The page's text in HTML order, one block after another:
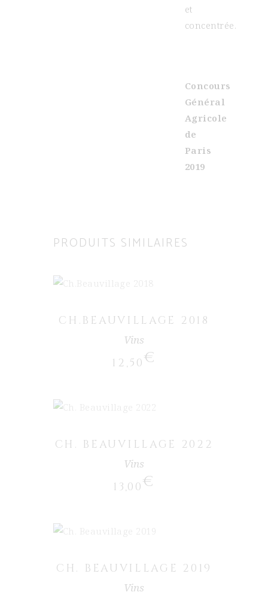
et
concentrée.
Concours
Général
Agricole
de
Paris
2019
PRODUITS SIMILAIRES
AJOUTER AU PANIER
CH.BEAUVILLAGE 2018
Vins
12,50€
CH. BEAUVILLAGE 2022
Vins
13,00€
CH. BEAUVILLAGE 2019
Vins